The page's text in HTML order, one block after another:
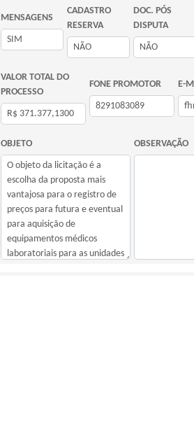
MENSAGENS
CADASTRO
RESERVA
DOC. PÓS
DISPUTA
VALOR TOTAL DO
PROCESSO
FONE PROMOTOR E-
OBJETO OBSERVAÇÃO